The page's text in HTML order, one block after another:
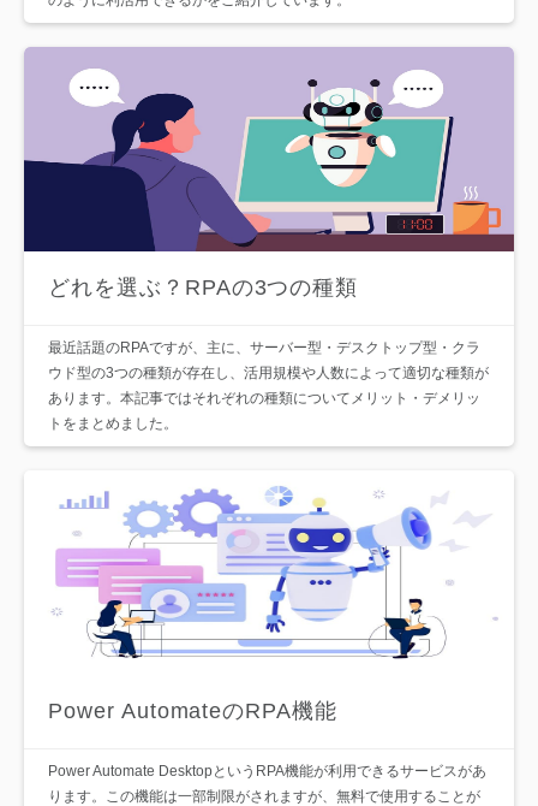
どれを選ぶ？RPAの3つの種類
最近話題のRPAですが、主に、サーバー型・デスクトップ型・クラ
ウド型の3つの種類が存在し、活用規模や人数によって適切な種類が
あります。本記事ではそれぞれの種類についてメリット・デメリッ
トをまとめました。
Power AutomateのRPA機能
Power Automate DesktopというRPA機能が利用できるサービスがあ
ります。この機能は一部制限がされますが、無料で使用することが